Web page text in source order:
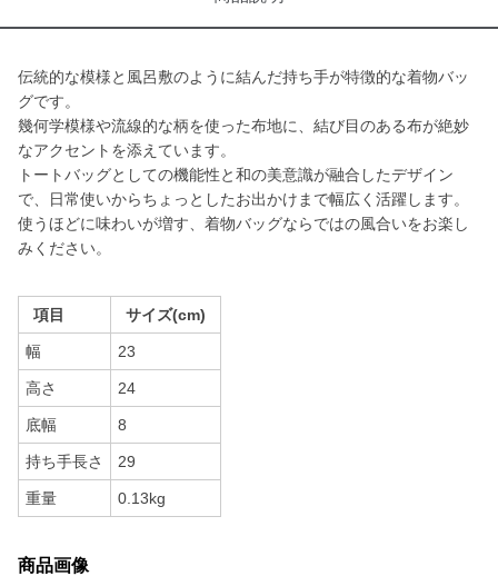
伝統的な模様と風呂敷のように結んだ持ち手が特徴的な着物バッ
グです。
幾何学模様や流線的な柄を使った布地に、結び目のある布が絶妙
なアクセントを添えています。
トートバッグとしての機能性と和の美意識が融合したデザイン
で、日常使いからちょっとしたお出かけまで幅広く活躍します。
使うほどに味わいが増す、着物バッグならではの風合いをお楽し
みください。
項目 サイズ(cm)
幅 23
高さ 24
底幅 8
持ち手長さ 29
重量 0.13kg
商品画像